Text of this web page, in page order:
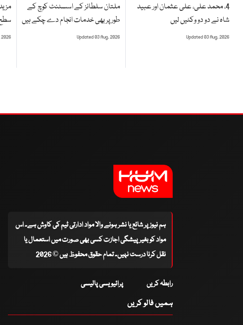
4، محمد علی، علی عثمان اور عبید
شاہ نے دو دو وکٹیں لیں
Updated 03 Aug, 2026
ملتان سلطانز کے اسسٹنٹ کوچ کے
طور پر بھی خدمات انجام دے چکے ہیں
Updated 03 Aug, 2026
2026
ہم نیوز پر شائع یا نشر ہونے والا مواد ادارتی ٹیم کی کاوش ہے۔ اس
مواد کو بغیر پیشگی اجازت کسی بھی صورت میں استعمال یا
نقل کرنا درست نہیں۔ تمام حقوق محفوظ ہیں © 2026
رابطہ کریں پرائیویسی پالیسی
ہمیں فالو کریں